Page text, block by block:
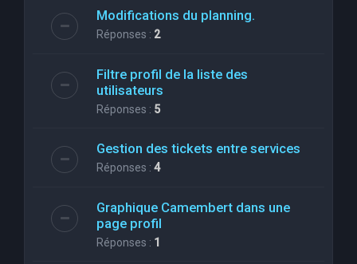
Modifications du planning.
Réponses : 2
Filtre profil de la liste des
utilisateurs
Réponses : 5
Gestion des tickets entre services
Réponses : 4
Graphique Camembert dans une
page profil
Réponses : 1